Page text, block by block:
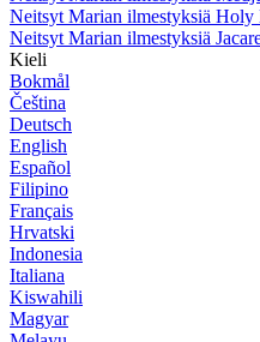
Neitsyt Marian ilmestyksiä Holy
Neitsyt Marian ilmestyksiä
Kieli
Bokmål
Čeština
Deutsch
English
Español
Filipino
Français
Hrvatski
Indonesia
Italiana
Kiswahili
Magyar